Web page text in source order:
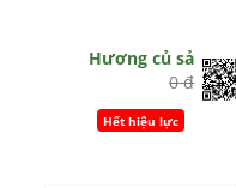
Hương củ sả
0 đ
Hết hiệu lực